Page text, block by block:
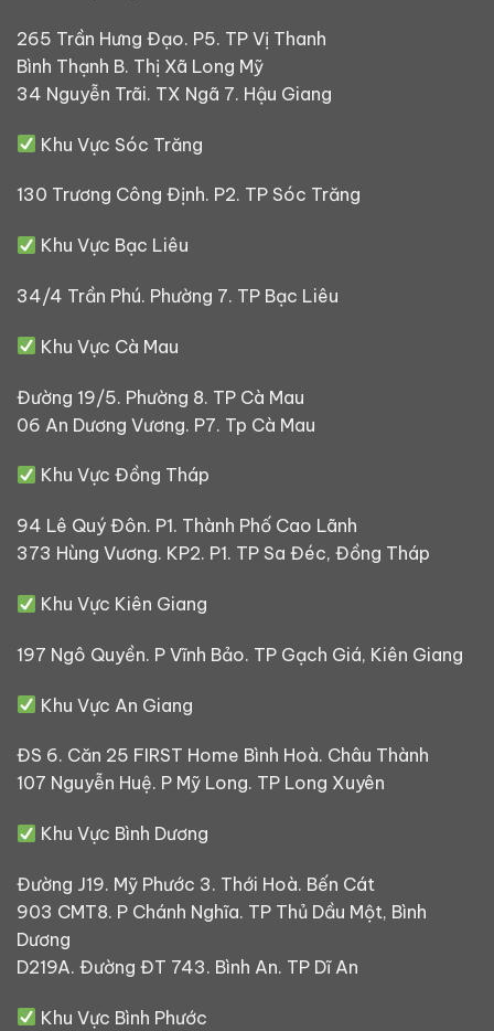
265 Trần Hưng Đạo. P5. TP Vị Thanh
Bình Thạnh B. Thị Xã Long Mỹ
34 Nguyễn Trãi. TX Ngã 7. Hậu Giang
Khu Vực Sóc Trăng
130 Trương Công Định. P2. TP Sóc Trăng
Khu Vực Bạc Liêu
34/4 Trần Phú. Phường 7. TP Bạc Liêu
Khu Vực Cà Mau
Đường 19/5. Phường 8. TP Cà Mau
06 An Dương Vương. P7. Tp Cà Mau
Khu Vực Đồng Tháp
94 Lê Quý Đôn. P1. Thành Phố Cao Lãnh
373 Hùng Vương. KP2. P1. TP Sa Đéc, Đồng Tháp
Khu Vực Kiên Giang
197 Ngô Quyền. P Vĩnh Bảo. TP Gạch Giá, Kiên Giang
Khu Vực An Giang
ĐS 6. Căn 25 FIRST Home Bình Hoà. Châu Thành
107 Nguyễn Huệ. P Mỹ Long. TP Long Xuyên
Khu Vực Bình Dương
Đường J19. Mỹ Phước 3. Thới Hoà. Bến Cát
903 CMT8. P Chánh Nghĩa. TP Thủ Dầu Một, Bình
Dương
D219A. Đường ĐT 743. Bình An. TP Dĩ An
Khu Vực Bình Phước